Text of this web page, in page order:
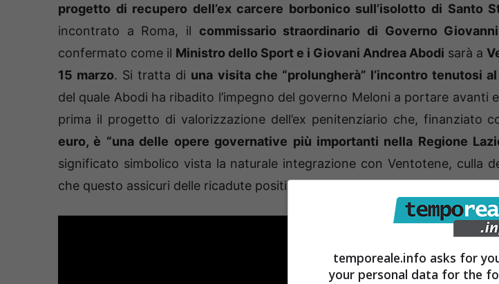
progetto di recupero dell’ex carcere borbonico sull’isolotto di Santo
incontrato a Roma, il commissario straordinario di Governo
confermato come il Ministro dello Sport e i Giovani Andrea Abodi sarà a
15 marzo. Si tratta di una visita che “prolungherà” l’incontro tenutosi
del quale Abodi ha ribadito l’impegno del governo Meloni a portare avanti
prima il progetto di valorizzazione dell’ex penitenziario che, finanziato
euro, è “una delle opere governative più importanti nella Regione
significato simbolico vista la naturale integrazione con Ventotene, culla
che questo assicuri delle ricadute positive sulla comunità dell’isola”.
temporeale.info asks for
your personal data for the